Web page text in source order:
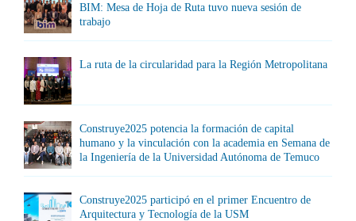
BIM: Mesa de Hoja de Ruta tuvo nueva sesión de
trabajo
La ruta de la circularidad para la Región Metropolitana
Construye2025 potencia la formación de capital
humano y la vinculación con la academia en Semana de
la Ingeniería de la Universidad Autónoma de Temuco
Construye2025 participó en el primer Encuentro de
Arquitectura y Tecnología de la USM